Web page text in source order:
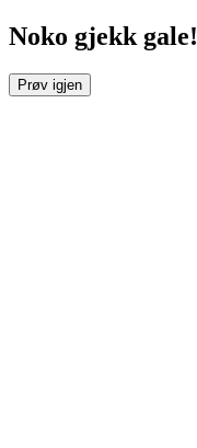
Noko gjekk gale!
Prøv igjen